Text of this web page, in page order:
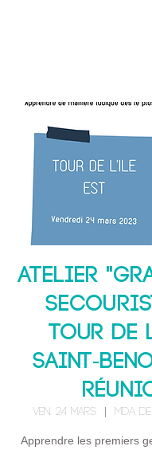
Atelier
TOUR DE
Saint-
ven. 24 mars
  |
MDA
Apprendre les premiers